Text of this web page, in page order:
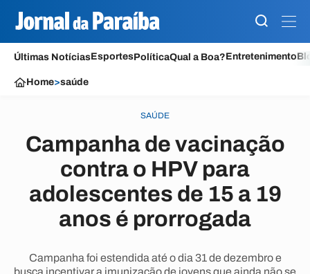
Últimas NotíciasEsportesPolíticaQual a Boa?Entretenimento
Home>saúde
SAÚDE
Campanha de vacinação
contra o HPV para
adolescentes de 15 a 19
anos é prorrogada
Campanha foi estendida até o dia 31 de dezembro e
busca incentivar a imunização de jovens que ainda não se